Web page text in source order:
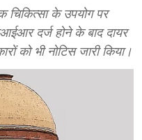
चिकित्सा के उपयोग पर
दर्ज होने के बाद दायर
को भी नोटिस जारी किया।